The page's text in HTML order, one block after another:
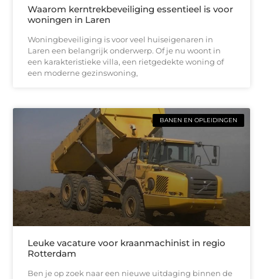
Waarom kerntrekbeveiliging essentieel is voor
woningen in Laren
Woningbeveiliging is voor veel huiseigenaren in
Laren een belangrijk onderwerp. Of je nu woont in
een karakteristieke villa, een rietgedekte woning of
een moderne gezinswoning,
BANEN EN OPLEIDINGEN
Leuke vacature voor kraanmachinist in regio
Rotterdam
Ben je op zoek naar een nieuwe uitdaging binnen de